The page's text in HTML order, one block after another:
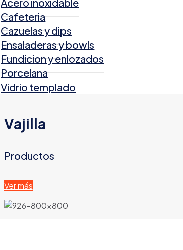
Cafeteria
Cazuelas y dips
Ensaladeras y bowls
Fundicion y enlozados
Porcelana
Vidrio templado
Vajilla
Productos
Ver más